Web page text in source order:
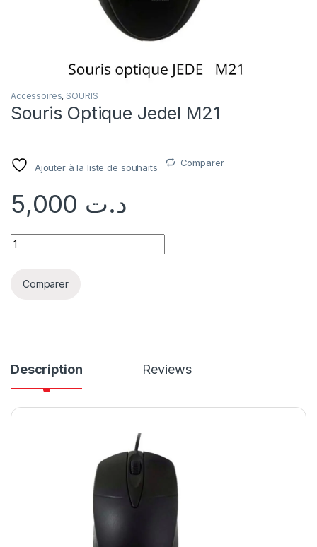
Accessoires, SOURIS
Souris Optique Jedel M21
Ajouter à la liste de souhaits Comparer
د.ت
Comparer
Description Reviews